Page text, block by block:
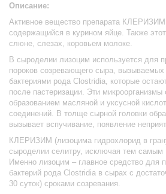
Описание:
Активное вещество препарата КЛЕРИЗИМ
содержащийся в курином яйце. Также
слюне, слезах, коровьем молоке.
В сыроделии лизоцим используется для
пороков созревающего сыра,
бактериями рода Clostridia , которые
после пастеризации. Эти
образованием масляной и уксусной
соединений. В толще сырной головки
вызывает вспучивание, появление
КЛЕРИЗИМ (лизоцима гидрохлорид в
сыроделии селитру, исключая тем самым
Именно лизоцим – главное средство для
бактерий рода Clostridia в сырах с
30 суток) сроками созревания.